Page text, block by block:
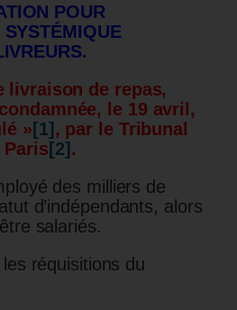
POUR
ÉMIQUE
livraison de repas,
le 19 avril,
» [1] , par le Tribunal
[2] .
des milliers de
d’indépendants, alors
salariés.
réquisitions du